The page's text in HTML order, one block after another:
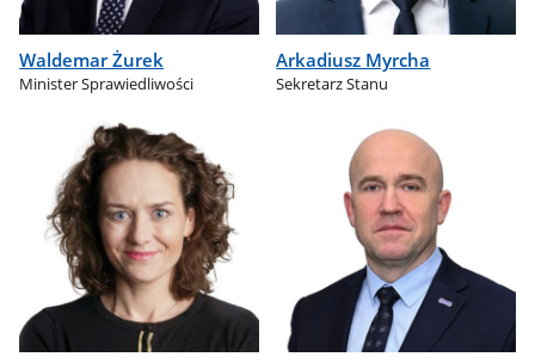
Waldemar Żurek
Minister Sprawiedliwości
Arkadiusz Myrcha
Sekretarz Stanu